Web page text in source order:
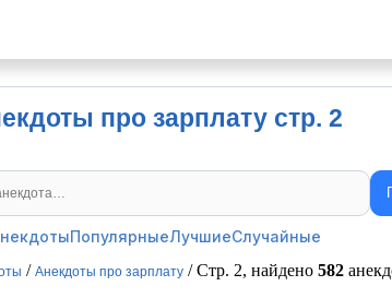
про зарплату стр. 2
ПопулярныеЛучшиеСлучайные
/ Анекдоты про зарплату/ Стр. 2, найдено 582